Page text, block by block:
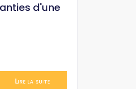
d'une
Lire la suite